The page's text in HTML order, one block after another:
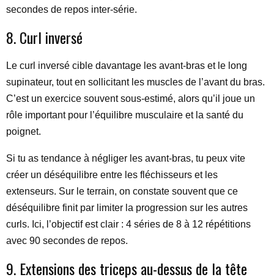
secondes de repos inter-série.
8. Curl inversé
Le curl inversé cible davantage les avant-bras et le long
supinateur, tout en sollicitant les muscles de l’avant du bras.
C’est un exercice souvent sous-estimé, alors qu’il joue un
rôle important pour l’équilibre musculaire et la santé du
poignet.
Si tu as tendance à négliger les avant-bras, tu peux vite
créer un déséquilibre entre les fléchisseurs et les
extenseurs. Sur le terrain, on constate souvent que ce
déséquilibre finit par limiter la progression sur les autres
curls. Ici, l’objectif est clair : 4 séries de 8 à 12 répétitions
avec 90 secondes de repos.
9. Extensions des triceps au-dessus de la tête